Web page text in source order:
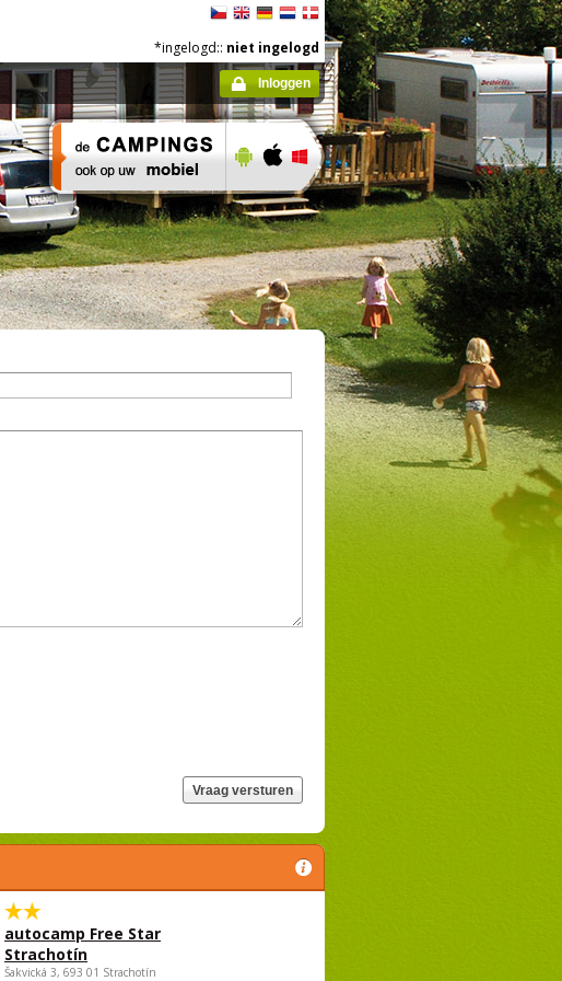
*ingelogd:: niet ingelogd
Inloggen
autocamp Free Star
Strachotín
Šakvická 3, 693 01 Strachotín